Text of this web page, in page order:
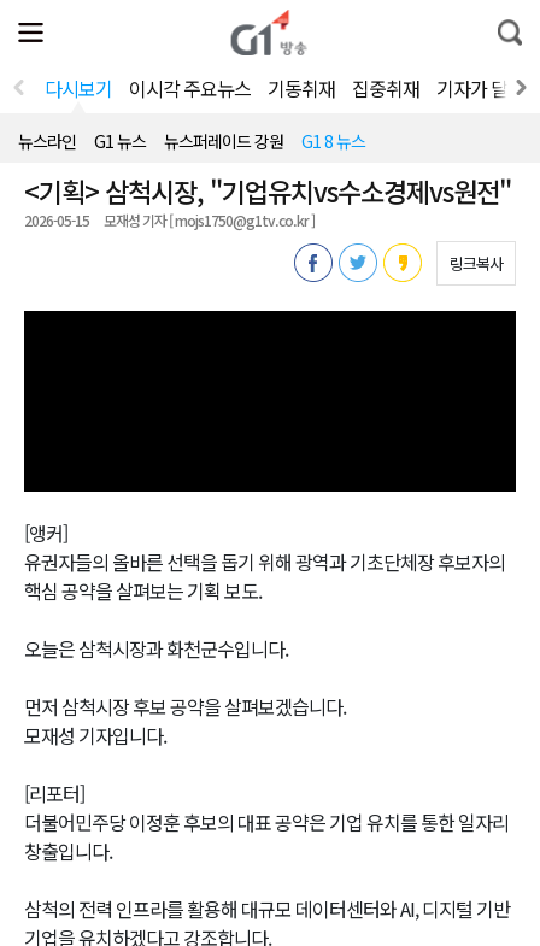
전
체
뉴
열
통
합
색
다시보기 이시각 주요뉴스 기동취재 집중취재 기자가 달려
뉴스라인 G1 뉴스 뉴스퍼레이드 강원 G1 8 뉴스
<기획> 삼척시장, "기업유치vs수소경제vs원전"
2026-05-15 모재성 기자 [ mojs1750@g1tv.co.kr ]
링크복사
[앵커]
유권자들의 올바른 선택을 돕기 위해 광역과 기초단체장 후보자의
핵심 공약을 살펴보는 기획 보도.
오늘은 삼척시장과 화천군수입니다.
먼저 삼척시장 후보 공약을 살펴보겠습니다.
모재성 기자입니다.
[리포터]
더불어민주당 이정훈 후보의 대표 공약은 기업 유치를 통한 일자리
창출입니다.
삼척의 전력 인프라를 활용해 대규모 데이터센터와 AI, 디지털 기반
기업을 유치하겠다고 강조합니다.